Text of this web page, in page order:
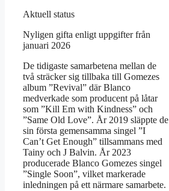
Aktuell status
Nyligen gifta enligt uppgifter från
januari 2026
De tidigaste samarbetena mellan de
två sträcker sig tillbaka till Gomezes
album ”Revival” där Blanco
medverkade som producent på låtar
som ”Kill Em with Kindness” och
”Same Old Love”. År 2019 släppte de
sin första gemensamma singel ”I
Can’t Get Enough” tillsammans med
Tainy och J Balvin. År 2023
producerade Blanco Gomezes singel
”Single Soon”, vilket markerade
inledningen på ett närmare samarbete.